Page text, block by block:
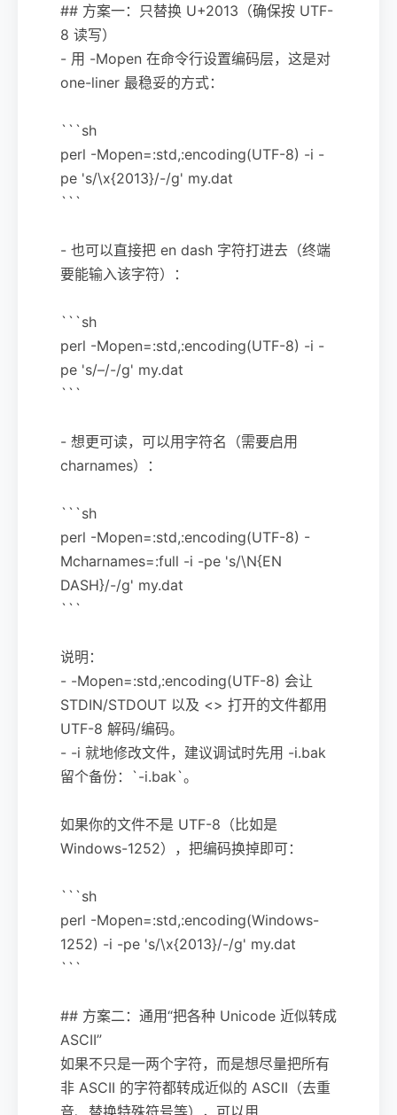
## 方案一：只替换 U+2013（确保按 UTF-
8 读写）
- 用 -Mopen 在命令行设置编码层，这是对
one-liner 最稳妥的方式：
```sh
perl -Mopen=:std,:encoding(UTF-8) -i -
pe 's/\x{2013}/-/g' my.dat
```
- 也可以直接把 en dash 字符打进去（终端
要能输入该字符）：
```sh
perl -Mopen=:std,:encoding(UTF-8) -i -
pe 's/–/-/g' my.dat
```
- 想更可读，可以用字符名（需要启用
charnames）：
```sh
perl -Mopen=:std,:encoding(UTF-8) -
Mcharnames=:full -i -pe 's/\N{EN
DASH}/-/g' my.dat
```
说明：
- -Mopen=:std,:encoding(UTF-8) 会让
STDIN/STDOUT 以及 <> 打开的文件都用
UTF-8 解码/编码。
- -i 就地修改文件，建议调试时先用 -i.bak
留个备份：`-i.bak`。
如果你的文件不是 UTF-8（比如是
Windows-1252），把编码换掉即可：
```sh
perl -Mopen=:std,:encoding(Windows-
1252) -i -pe 's/\x{2013}/-/g' my.dat
```
## 方案二：通用“把各种 Unicode 近似转成
ASCII”
如果不只是一两个字符，而是想尽量把所有
非 ASCII 的字符都转成近似的 ASCII（去重
音、替换特殊符号等），可以用